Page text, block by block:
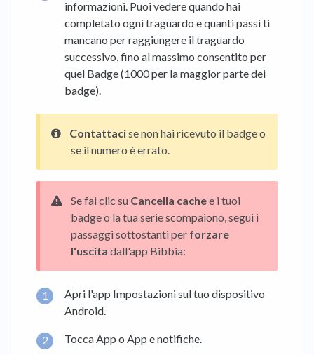
informazioni. Puoi vedere quando hai
completato ogni traguardo e quanti passi ti
mancano per raggiungere il traguardo
successivo, fino al massimo consentito per
quel Badge (1000 per la maggior parte dei
badge).
Contattacise non hai ricevuto il badge o
se il numero è errato.
Se fai clic su Cancella cachee i tuoi
badge o la tua serie scompaiono, segui i
passaggi sottostanti per forzare
l'uscita dall'app Bibbia:
Apri l'app Impostazioni sul tuo dispositivo
Android.
Tocca App o App e notifiche.